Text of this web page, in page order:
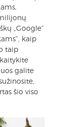
„Google“
kaip
taip
galite
šio viso